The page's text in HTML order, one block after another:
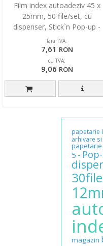
Film index autoadeziv 45 x
25mm, 50 file/set, cu
dispenser, Stick`n Pop-up -
transparent/rosu
fara TVA:
7,61 RON
cu TVA:
9,06 RON
papetarie
arhivare si
papetarie
5 -
magazin